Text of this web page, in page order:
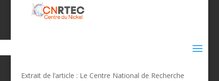
Extrait de l’article : Le Centre National de Recherche